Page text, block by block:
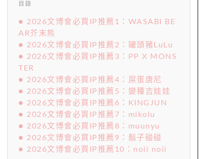
目錄
● 2026文博會必買IP推薦1：WASABI BE
AR芥末熊
● 2026文博會必買IP推薦2：罐頭豬LuLu
● 2026文博會必買IP推薦3：PP X MONS
TER
● 2026文博會必買IP推薦4：屎蛋唐尼
● 2026文博會必買IP推薦5：變種吉娃娃
● 2026文博會必買IP推薦6：KINGJUN
● 2026文博會必買IP推薦7：mikolu
● 2026文博會必買IP推薦8：muunyu
● 2026文博會必買IP推薦9：鬍子碰碰
● 2026文博會必買IP推薦10：noii noii